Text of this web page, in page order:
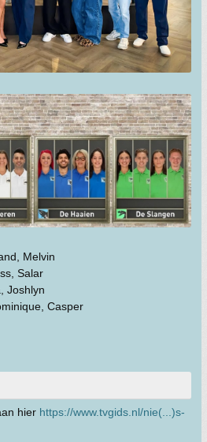
Melvin
Salar
Joshlyn
Casper
hier https://www.tvgids.nl/nie(...)s-